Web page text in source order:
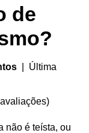
de
| Última
)
não é teísta, ou